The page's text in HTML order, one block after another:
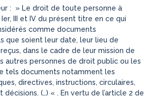
: » Le droit de toute personne à
III et IV du présent titre en ce qui
comme documents
que soient leur date, leur lieu de
dans le cadre de leur mission de
autres personnes de droit public ou les
tels documents notamment les
directives, instructions, circulaires,
(…) « . En vertu de l’article 2 de